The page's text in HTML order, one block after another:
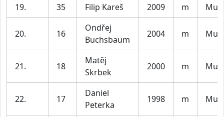
19. 35 Filip Kareš 2009 m Muži
20. 16
Ondřej
Buchsbaum
2004 m Muži
21. 18
Matěj
Skrbek
2000 m Muži
22. 17
Daniel
Peterka
1998 m Muži